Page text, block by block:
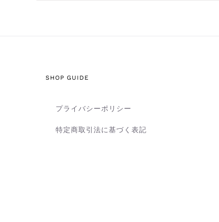
SHOP GUIDE
プライバシーポリシー
特定商取引法に基づく表記